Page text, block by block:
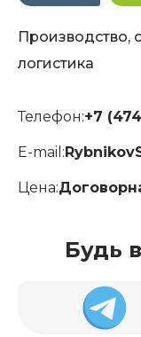
Производство,
логистика
Телефон:+7
E-mail:
Цена:
Будь